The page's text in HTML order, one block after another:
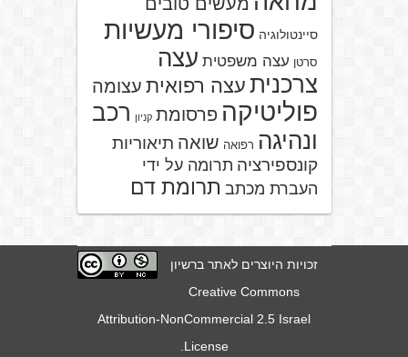
סיינטולוגיה סיפורי מעשיות
סרטן עצה משפטית עצה
צרכנית עצה רפואית עצומה
פוליטיקה פרסומת קניון רכב
ונהיגה רפואה שואה תיאוריות
קונספירציה תרומה על ידי
העברת מכתב תרומת דם
זכויות היוצרים לאתר ברשיון
Creative Commons
Attribution-NonCommercial 2.5 Israel
License